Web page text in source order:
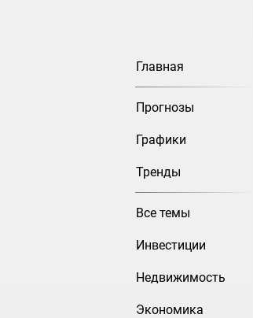
Главная
Прогнозы
Графики
Тренды
Все темы
Инвестиции
Недвижимость
Экономика